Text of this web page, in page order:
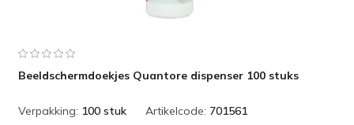
Beeldschermdoekjes Quantore dispenser 100 stuks
Verpakking: 100 stuk Artikelcode: 701561